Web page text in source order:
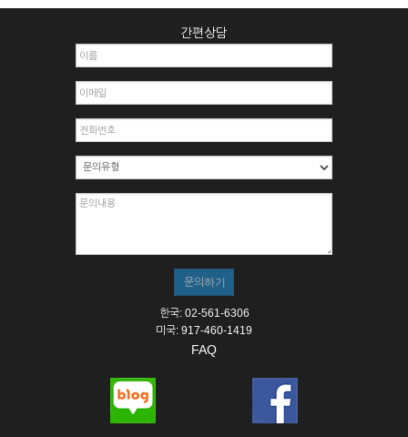
간편상담
한국: 02-561-6306
미국: 917-460-1419
FAQ